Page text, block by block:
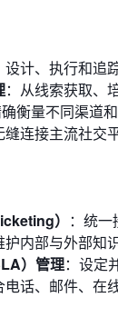
设计、执行和追
：从线索获取、
衡量不同渠道
缝连接主流社交
） ：统一
护内部与外部知
）管理：设定
电话、邮件、在